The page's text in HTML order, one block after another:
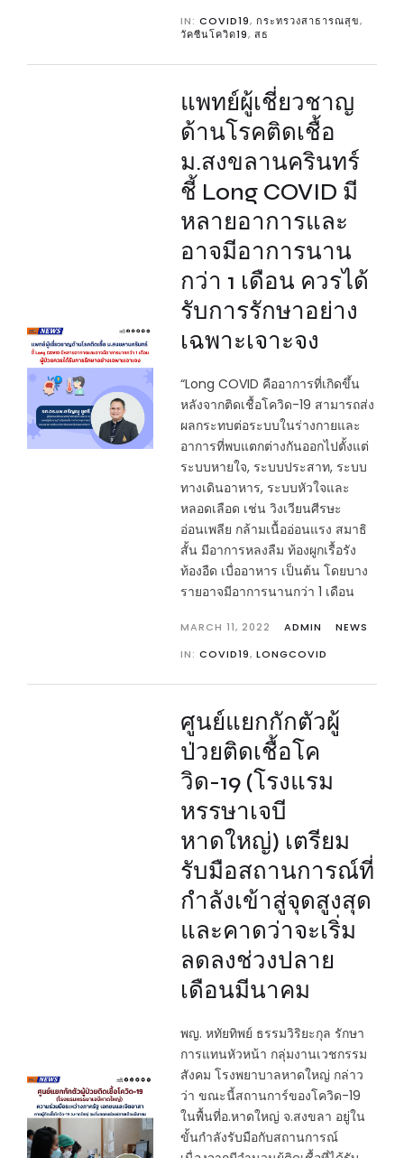
IN: COVID19, กระทรวงสาธารณสุข,
วัคซีนโควิด19, สธ
แพทย์ผู้เชี่ยวชาญ
ด้านโรคติดเชื้อ
ม.สงขลานครินทร์
ชี้ Long COVID มี
หลายอาการและ
อาจมีอาการนาน
กว่า 1 เดือน ควรได้
รับการรักษาอย่าง
เฉพาะเจาะจง
“Long COVID คืออาการที่เกิดขึ้น
หลังจากติดเชื้อโควิด-19 สามารถส่ง
ผลกระทบต่อระบบในร่างกายและ
อาการที่พบแตกต่างกันออกไปตั้งแต่
ระบบหายใจ, ระบบประสาท, ระบบ
ทางเดินอาหาร, ระบบหัวใจและ
หลอดเลือด เช่น วิงเวียนศีรษะ
อ่อนเพลีย กล้ามเนื้ออ่อนแรง สมาธิ
สั้น มีอาการหลงลืม ท้องผูกเรื้อรัง
ท้องอืด เบื่ออาหาร เป็นต้น โดยบาง
รายอาจมีอาการนานกว่า 1 เดือน
MARCH 11, 2022 ADMIN
NEWS
IN: COVID19, LONGCOVID
ศูนย์แยกกักตัวผู้
ป่วยติดเชื้อโค
วิด-19 (โรงแรม
หรรษาเจบี
หาดใหญ่) เตรียม
รับมือสถานการณ์ที่
กำลังเข้าสู่จุดสูงสุด
และคาดว่าจะเริ่ม
ลดลงช่วงปลาย
เดือนมีนาคม
พญ. หทัยทิพย์ ธรรมวิริยะกุล รักษา
การแทนหัวหน้า กลุ่มงานเวชกรรม
สังคม โรงพยาบาลหาดใหญ่ กล่าว
ว่า ขณะนี้สถานการ์ของโควิด-19
ในพื้นที่อ.หาดใหญ่ จ.สงขลา อยู่ใน
ขั้นกำลังรับมือกับสถานการณ์